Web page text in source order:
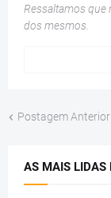
Ressaltamos que
dos mesmos.
Postagem Anterior
AS MAIS LIDAS